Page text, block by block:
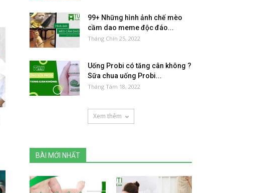
99+ Những hình ảnh chế mèo
cầm dao meme độc đáo...
Tháng Chín 25, 2022
Uống Probi có tăng cân không ?
Sữa chua uống Probi...
Tháng Tám 18, 2022
Xem thêm
BÀI MỚI NHẤT